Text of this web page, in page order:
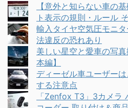
【意外と知らない車の
ト表示の規則・ルール
輸入タイヤ空気圧モニ
法違反の恐れあり
美しい星空と愛車の写
本編】
ディーゼル車ユーザー
する注意点
「Zenfox T3」3カメラ